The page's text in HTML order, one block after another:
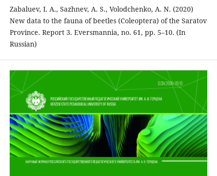
Zabaluev, I. A., Sazhnev, A. S., Volodchenko, A. N. (2020)
New data to the fauna of beetles (Coleoptera) of the Saratov
Province. Report 3. Eversmannia, no. 61, pp. 5–10. (In
Russian)